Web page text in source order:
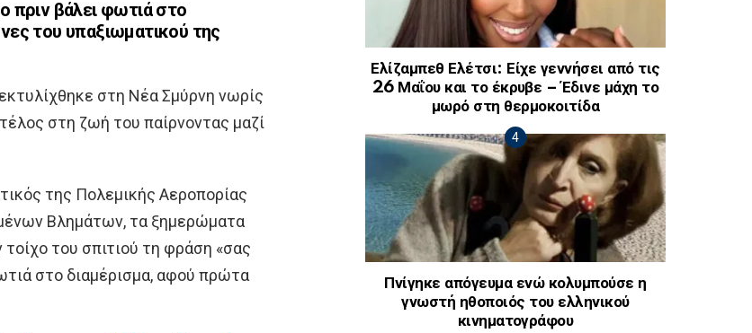
πριν βάλει φωτιά στο
του υπαξιωματικού της
στη Νέα Σμύρνη νωρίς
στη ζωή του παίρνοντας μαζί
της Πολεμικής Αεροπορίας
Βλημάτων, τα ξημερώματα
του σπιτιού τη φράση «σας
στο διαμέρισμα, αφού πρώτα
Ελίζαμπεθ Ελέτσι: Είχε γεννήσει από τις
26 Μαΐου και το έκρυβε – Έδινε μάχη το
μωρό στη θερμοκοιτίδα
Πνίγηκε απόγευμα ενώ κολυμπούσε η
γνωστή ηθοποιός του ελληνικού
κινηματογράφου